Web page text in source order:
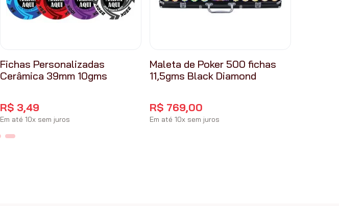
Fichas Personalizadas
Cerâmica 39mm 10gms
R$ 3,49
Em até10x sem juros
Maleta de Poker 500 fichas
11,5gms Black Diamond
R$ 769,00
Em até10x sem juros